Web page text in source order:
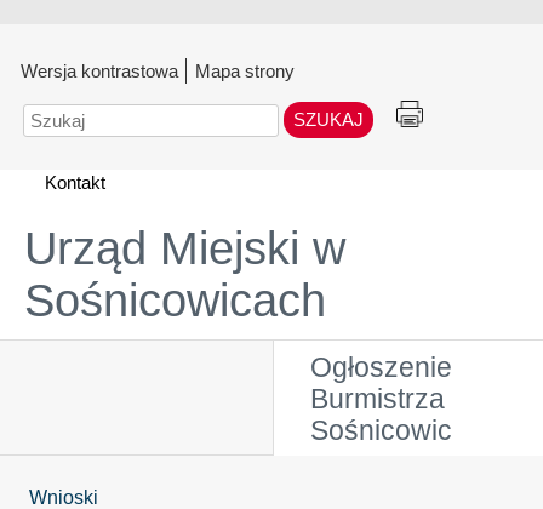
Wersja kontrastowa Mapa strony
Szukaj
Kontakt
Urząd Miejski w
Sośnicowicach
Ogłoszenie
Burmistrza
Sośnicowic
Wnioski